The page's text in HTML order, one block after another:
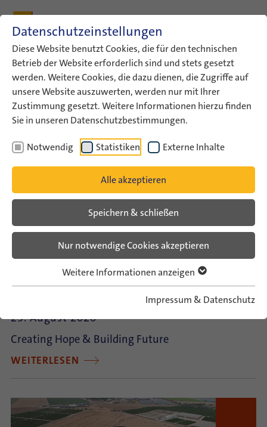
Datenschutzeinstellungen
Diese Website benutzt Cookies, die für den technischen
Betrieb der Website erforderlich sind und stets gesetzt
werden. Weitere Cookies, die dazu dienen, die Zugriffe auf
unsere Website auszuwerten, werden nur mit Ihrer
Zustimmung gesetzt. Weitere Informationen hierzu finden
Sie in unseren Datenschutzbestimmungen.
Notwendig Statistiken Externe Inhalte
Alle akzeptieren
Speichern & schließen
Nur notwendige Cookies akzeptieren
Weitere Informationen anzeigen
Impressum & Datenschutz
ConAct Aktuelles ConAct-News
ConAct-News
German-Israeli Summer Camp 2026
23. August 2026
Creating Hope & Building Future
WEITERLESEN